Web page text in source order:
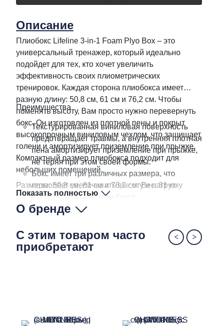
Описание
Плиобокс Lifeline 3-in-1 Foam Plyo Box – это
универсальный тренажер, который идеально
подойдет для тех, кто хочет увеличить
эффективность своих плиометрических
тренировок. Каждая сторона плиобокса имеет
разную длину: 50,8 см, 61 см и 76,2 см. Чтобы
поменять высоту, Вам просто нужно перевернуть
бокс. Он изготовлен из плотной пены и покрыт
высокопрочным виниловым чехлом, что защищает
голени и амортизирует приземление при прыжке.
Компактный размер плиобокса подходит для
небольших помещений.
Преимущества
Текстурированная виниловая поверхность
предотвращает травмы, а внутренняя плотная
пена амортизирует приземление при прыжке,
не теряя при этом своей формы.
Бокс имеет три различных размера, что
позволяет увеличивать высоту и нагрузку
простым переворотом бокса.
Размеры: 50,8 см, 61 см и 76,2 см. Вес: 31 кг.
Показать полностью
О бренде
С этим товаром часто
приобретают